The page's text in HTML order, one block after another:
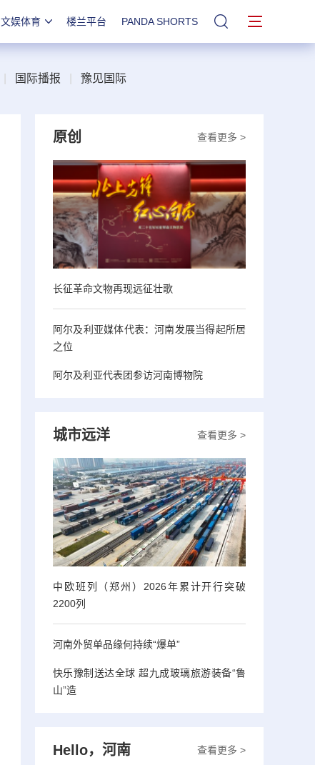
文娱体育 楼兰平台 PANDA SHORTS 站内搜索
国际播报 豫见国际
查看更多 >
原创
长征革命文物再现远征壮歌
阿尔及利亚媒体代表：河南发展当得起所居
之位
阿尔及利亚代表团参访河南博物院
查看更多 >
城市远洋
中欧班列（郑州）2026年累计开行突破
2200列
河南外贸单品缘何持续“爆单”
快乐豫制送达全球 超九成玻璃旅游装备“鲁
山”造
查看更多 >
Hello，河南